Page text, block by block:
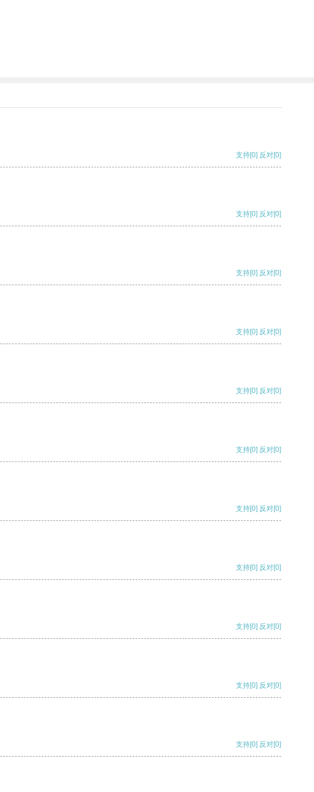
支持[0] 反对[0]
支持[0] 反对[0]
支持[0] 反对[0]
支持[0] 反对[0]
支持[0] 反对[0]
支持[0] 反对[0]
支持[0] 反对[0]
支持[0] 反对[0]
支持[0] 反对[0]
支持[0] 反对[0]
支持[0] 反对[0]